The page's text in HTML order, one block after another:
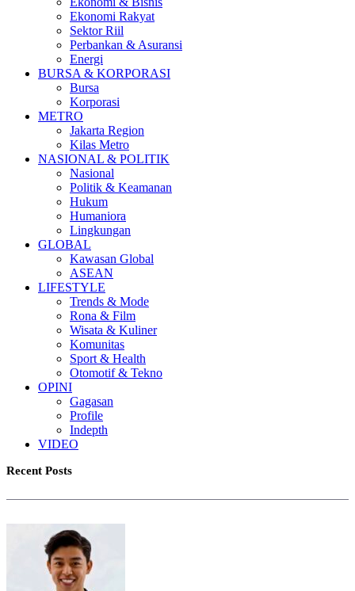
Ekonomi Rakyat
Sektor Riil
Perbankan & Asuransi
Energi
BURSA & KORPORASI
Bursa
Korporasi
METRO
Jakarta Region
Kilas Metro
NASIONAL & POLITIK
Nasional
Politik & Keamanan
Hukum
Humaniora
Lingkungan
GLOBAL
Kawasan Global
ASEAN
LIFESTYLE
Trends & Mode
Rona & Film
Wisata & Kuliner
Komunitas
Sport & Health
Otomotif & Tekno
OPINI
Gagasan
Profile
Indepth
VIDEO
Recent Posts